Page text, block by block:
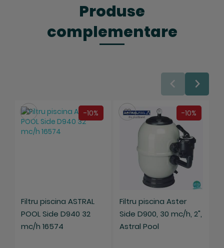
Produse
complementare
-10%
Filtru piscina ASTRAL
POOL Side D940 32
mc/h 16574
Salveaza -10%
Filtru piscina Aster
Side D900, 30 mc/h, 2",
Astral Pool
Salveaza